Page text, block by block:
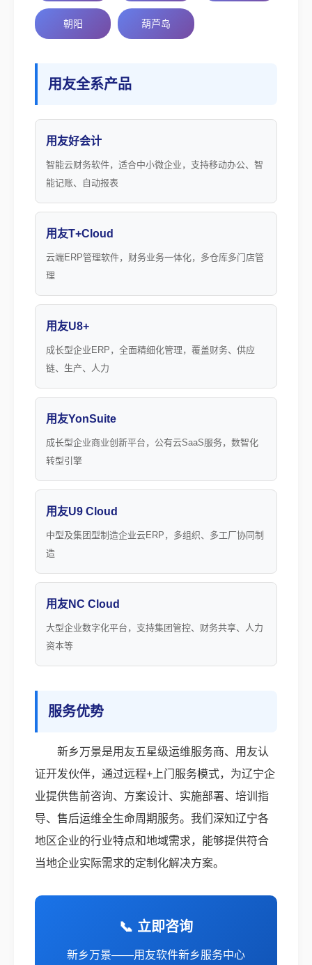
朝阳 葫芦岛
用友全系产品
用友好会计
智能云财务软件，适合中小微企业，支持移动办公、智
能记账、自动报表
用友T+Cloud
云端ERP管理软件，财务业务一体化，多仓库多门店管
理
用友U8+
成长型企业ERP，全面精细化管理，覆盖财务、供应
链、生产、人力
用友YonSuite
成长型企业商业创新平台，公有云SaaS服务，数智化
转型引擎
用友U9 Cloud
中型及集团型制造企业云ERP，多组织、多工厂协同制
造
用友NC Cloud
大型企业数字化平台，支持集团管控、财务共享、人力
资本等
服务优势
新乡万景是用友五星级运维服务商、用友认
证开发伙伴，通过远程+上门服务模式，为辽宁企
业提供售前咨询、方案设计、实施部署、培训指
导、售后运维全生命周期服务。我们深知辽宁各
地区企业的行业特点和地域需求，能够提供符合
当地企业实际需求的定制化解决方案。
📞 立即咨询
新乡万景——用友软件新乡服务中心